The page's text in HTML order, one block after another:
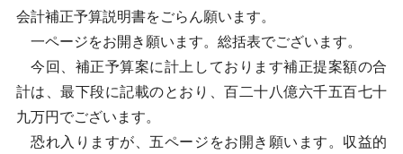
会計補正予算説明書をごらん願います。
一ページをお開き願います。総括表でございます。
今回、補正予算案に計上しております補正提案額の合
計は、最下段に記載のとおり、百二十八億六千五百七十
九万円でございます。
恐れ入りますが、五ページをお開き願います。収益的